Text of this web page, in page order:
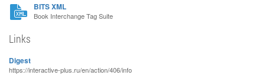
BITS XML
Book Interchange Tag Suite
Links
Digest
https://interactive-plus.ru/en/action/406/info